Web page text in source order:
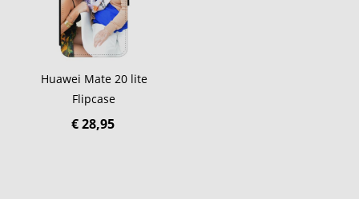
Huawei Mate 20 lite
Flipcase
€ 28,95